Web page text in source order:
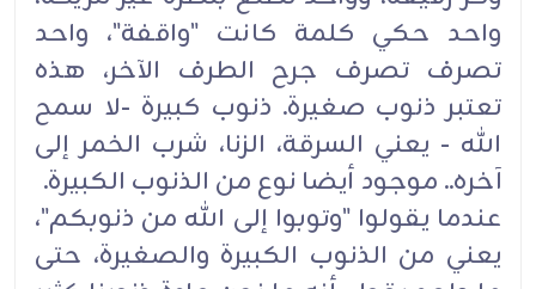
واحد حكي كلمة كانت "واقفة"، واحد
تصرف تصرف جرح الطرف الآخر، هذه
تعتبر ذنوب صغيرة. ذنوب كبيرة -لا سمح
الله - يعني السرقة، الزنا، شرب الخمر إلى
آخره.. موجود أيضا نوع من الذنوب الكبيرة.
عندما يقولوا "وتوبوا إلى الله من ذنوبكم"،
يعني من الذنوب الكبيرة والصغيرة، حتى